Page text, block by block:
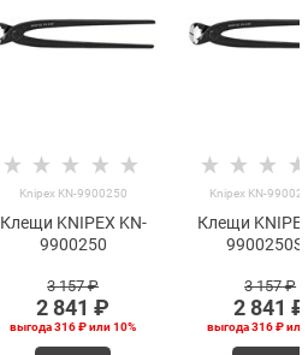
Knipex KN-9900250
Клещи KNIPEX KN-
9900250
3 157 ₽
2 841 ₽
выгода316 ₽или10%
Knipex KN-
Клещи
3 157 ₽
2 841 ₽
выгода316 ₽